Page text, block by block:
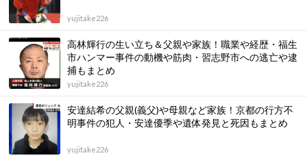
yujitake226
高林輝行の生い立ち＆父親や家族！職業や経歴・福生
市ハンマー事件の動機や筋肉・習志野市への逃亡や逮
捕もまとめ
yujitake226
安達結希の父親(義父)や母親など家族！京都の行方不
明事件の犯人・安達優季や遺体発見と死因もまとめ
yujitake226